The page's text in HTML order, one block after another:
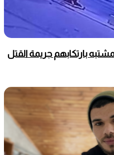
بارتكابهم جريمة القتل